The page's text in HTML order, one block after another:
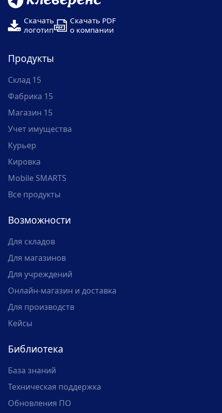
Скачать
логотип
Скачать PDF
о компании
Продукты
Склад 15
Фабрика 15
Магазин 15
Учет имущества
Курьер
Кировка
Mobile SMARTS
Все продукты
Возможности
Для складов
Для магазинов
Для учреждений
Онлайн-магазин и доставка
Для производств
Кейсы
Библиотека
База знаний
Техническая поддержка
Обновления ПО